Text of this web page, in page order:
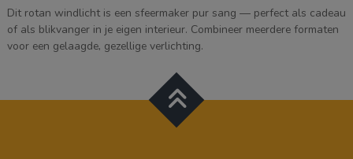
Dit rotan windlicht is een sfeermaker pur sang — perfect als cadeau
of als blikvanger in je eigen interieur. Combineer meerdere formaten
voor een gelaagde, gezellige verlichting.